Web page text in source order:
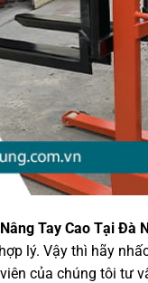
Tay Cao Tại Đà
lý. Vậy thì hãy
của chúng tôi tư